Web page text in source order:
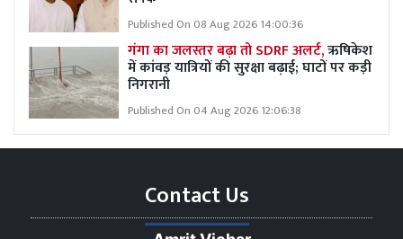
Published On 08 Aug 2026 14:00:36
गंगा का जलस्तर बढ़ा तो SDRF अलर्ट,ऋषिकेश
में कांवड़ यात्रियों की सुरक्षा बढ़ाई; घाटों पर कड़ी
निगरानी
Published On 04 Aug 2026 12:06:38
Contact Us